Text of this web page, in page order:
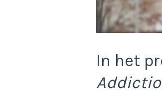
In het